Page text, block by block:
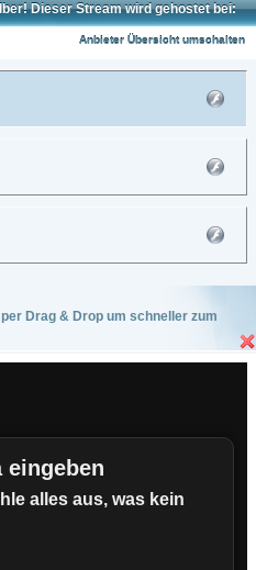
Dieser Stream wird gehostet bei:
Anbieter Übersicht umschalten
Drag & Drop um schneller zum